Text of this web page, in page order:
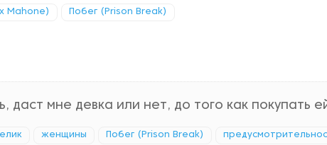
Mahone) Побег (Prison Break)
даст мне девка или нет, до того как покупать
женщины Побег (Prison Break)